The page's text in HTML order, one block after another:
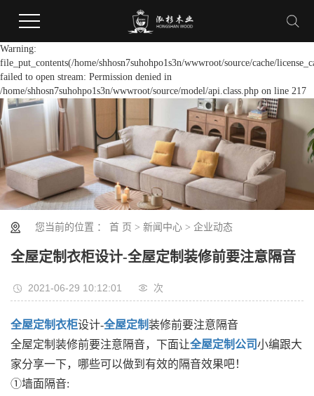
Warning:
file_put_contents(/home/shhosn7suhohpo1s3n/wwwroot/source/cache/
failed to open stream: Permission denied in
/home/shhosn7suhohpo1s3n/wwwroot/source/model/api.class.php on line 217
您当前的位置 ： 首 页 > 新闻中心 > 企业动态
全屋定制衣柜设计-全屋定制装修前要注意隔音
2021-06-29 10:12:01 次
全屋定制衣柜设计-全屋定制装修前要注意隔音
全屋定制装修前要注意隔音，下面让全屋定制公司小编跟大
家分享一下，哪些可以做到有效的隔音效果吧！
①墙面隔音: